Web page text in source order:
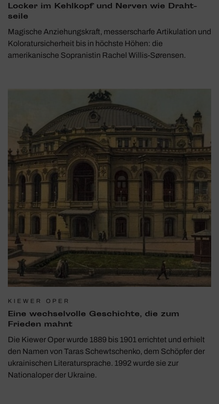
Locker im Kehl­kopf und Nerven wie Draht­
seile
Magische Anziehungskraft, messerscharfe Artikulation und
Koloratursicherheit bis in höchste Höhen: die
amerikanische Sopranistin Rachel Willis-Sørensen.
KIEWER OPER
Eine wech­sel­volle Geschichte, die zum
Frieden mahnt
Die Kiewer Oper wurde 1889 bis 1901 errichtet und erhielt
den Namen von Taras Schewtschenko, dem Schöpfer der
ukrainischen Literatursprache. 1992 wurde sie zur
Nationaloper der Ukraine.